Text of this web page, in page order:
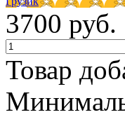
3700 руб.
Товар